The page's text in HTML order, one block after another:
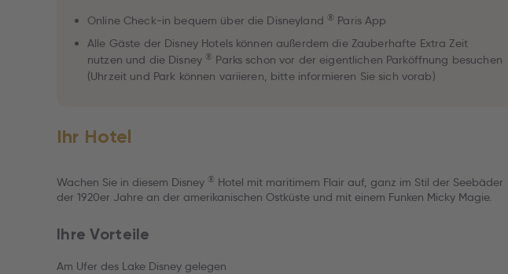
Online Check-in bequem über die Disneyland ® Paris App
Alle Gäste der Disney Hotels können außerdem die Zauberhafte Extra Zeit
nutzen und die Disney ® Parks schon vor der eigentlichen Parköffnung besuchen
(Uhrzeit und Park können variieren, bitte informieren Sie sich vorab)
Ihr Hotel
Wachen Sie in diesem Disney ® Hotel mit maritimem Flair auf, ganz im Stil der Seebäder
der 1920er Jahre an der amerikanischen Ostküste und mit einem Funken Micky Magie.
Ihre Vorteile
Am Ufer des Lake Disney gelegen